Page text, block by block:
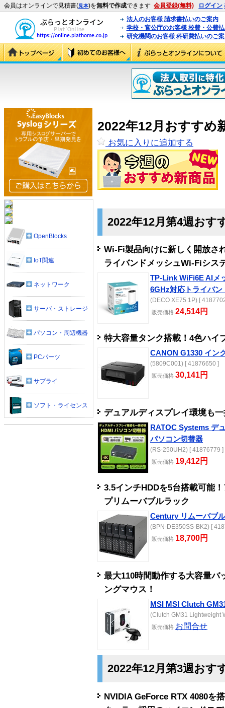
会員はオンラインで見積書(見本)を無料で作成できます 会員登録(無料) ログイン
法人のお客様 請求書払いのご案内
学校・官公庁のお客様 校費・公費
研究機関のお客様 科研費払いのご
2022年12月おすすめ
お気に入りに追加する
2022年12月第4週おす
Wi-Fi製品向けに新しく開放さ
ライバンドメッシュWi-Fiシス
TP-Link WiFi6E AIメ
6GHz対応トライバン
(DECO XE75 1P) [
販売価格 24,514円
特大容量タンク搭載！4色ハイ
CANON G1330 イン
(5809C001) [ 41876650 ]
販売価格 30,141円
デュアルディスプレイ環境も
RATOC Systems デ
パソコン切替器
(RS-250UH2) [ 41876779 ]
販売価格 19,412円
3.5インチHDDを5台搭載可能
プリムーバブルラック
Century リムーバブ
(BPN-DE350SS-BK2) [
販売価格 18,700円
最大110時間動作する大容量バ
ングマウス！
MSI MSI Clutch
(Clutch GM31 Lightweight
販売価格 お問合せ
2022年12月第3週おす
NVIDIA GeForce RTX 4080を
OpenBlocks
IoT関連
ネットワーク
サーバ・ストレージ
パソコン・周辺機器
PCパーツ
サプライ
ソフト・ライセンス